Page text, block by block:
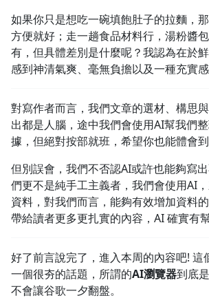
如果你只是想吃一碗填飽肚子的拉麵，
方便就好；走一趟食品材料行，湯粉醬
有，但具體差別是什麼呢？我認為在於
感到神清氣爽、毫無負擔以及一種充實感
對寫作者而言，我們文章的選材、構思
出都是人腦，途中我們會使用AI幫我們
據，但絕對按部就班，希望你也能體會到
但別誤會，我們不否認AI或許也能夠寫
們更不是純手工主義者，我們會使用AI
資料，對我們而言，能夠有效增加資料
帶給讀者更多更扎實的內容，AI 確實有
好了前言說完了，進入本周的內容吧! 這
一個很夯的話題，所謂的AI瀏覽器到底
不會讓谷歌一夕翻盤。